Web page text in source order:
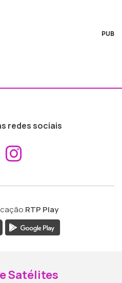
PUB
redes sociais
Aceder ao
RTP Play
Satélites